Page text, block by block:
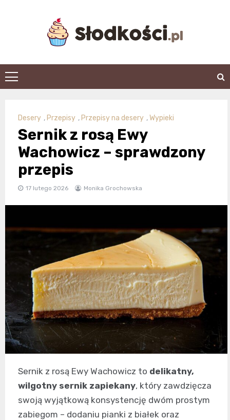
slodkosci.pl
Desery , Przepisy , Przepisy na desery ,Wypieki
Sernik z rosą Ewy
Wachowicz – sprawdzony
przepis
17 lutego 2026 Monika Grochowska
Sernik z rosą Ewy Wachowicz to delikatny,
wilgotny sernik zapiekany, który zawdzięcza
swoją wyjątkową konsystencję dwóm prostym
zabiegom – dodaniu pianki z białek oraz